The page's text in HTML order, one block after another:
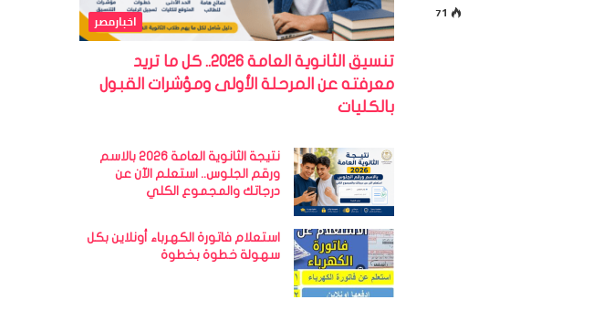
71 اخبارمصر
تنسيق الثانوية العامة 2026.. كل ما تريد
معرفته عن المرحلة الأولى ومؤشرات القبول
بالكليات
نتيجة الثانوية العامة 2026 بالاسم
ورقم الجلوس.. استعلم الآن عن
درجاتك والمجموع الكلي
استعلام فاتورة الكهرباء أونلاين بكل
سهولة خطوة بخطوة